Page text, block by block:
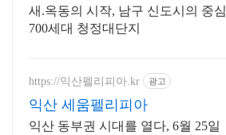
정
새.옥동의 시작, 남구 신도시의 중심
700세대 청정대단지
https://익산펠리피아.kr 광고
익산 세움펠리피아
익산 동부권 시대를 열다, 6월 25일